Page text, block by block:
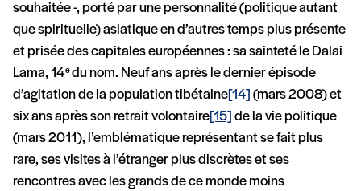
souhaitée -, porté par une personnalité (politique autant
que spirituelle) asiatique en d’autres temps plus présente
et prisée des capitales européennes : sa sainteté le Dalai
Lama, 14edu nom. Neuf ans après le dernier épisode
d’agitation de la population tibétaine[14] (mars 2008) et
six ans après son retrait volontaire[15] de la vie politique
(mars 2011), l’emblématique représentant se fait plus
rare, ses visites à l’étranger plus discrètes et ses
rencontres avec les grands de ce monde moins